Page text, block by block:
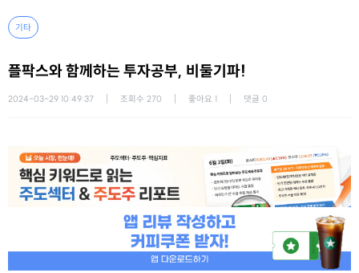
기타
플팍스와 함께하는 투자공부, 비둘기파!
2024-03-29 10:49:37 조회수 270 좋아요 1 댓글 0